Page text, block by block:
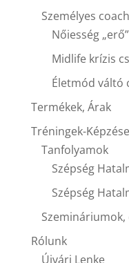
Személyes
Nőiesség
Midlife krízis
Életmód váltó
Termékek, Árak
Tréningek-
Tanfolyamok
Szépség
Szépség
Rólunk
Újvári Lenke